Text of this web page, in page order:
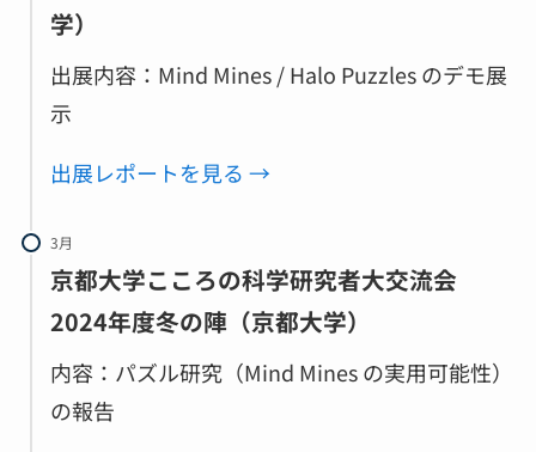
学）
出展内容：Mind Mines / Halo Puzzles のデモ展
示
出展レポートを見る →
3月
京都大学こころの科学研究者大交流会
2024年度冬の陣（京都大学）
内容：パズル研究（Mind Mines の実用可能性）
の報告